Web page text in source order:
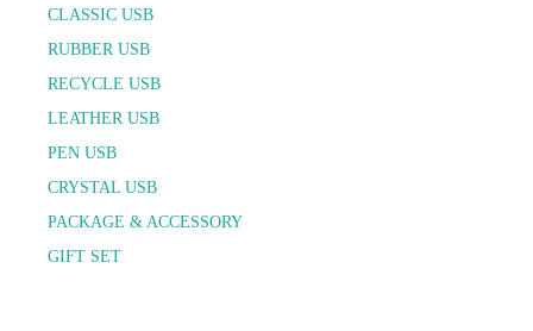
CLASSIC USB
RUBBER USB
RECYCLE USB
LEATHER USB
PEN USB
CRYSTAL USB
PACKAGE & ACCESSORY
GIFT SET